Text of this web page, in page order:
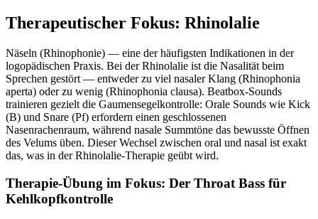
Therapeutischer Fokus: Rhinolalie
Näseln (Rhinophonie) — eine der häufigsten Indikationen in der
logopädischen Praxis. Bei der Rhinolalie ist die Nasalität beim
Sprechen gestört — entweder zu viel nasaler Klang (Rhinophonia
aperta) oder zu wenig (Rhinophonia clausa). Beatbox-Sounds
trainieren gezielt die Gaumensegelkontrolle: Orale Sounds wie Kick
(B) und Snare (Pf) erfordern einen geschlossenen
Nasenrachenraum, während nasale Summtöne das bewusste Öffnen
des Velums üben. Dieser Wechsel zwischen oral und nasal ist exakt
das, was in der Rhinolalie-Therapie geübt wird.
Therapie-Übung im Fokus: Der Throat Bass für
Kehlkopfkontrolle